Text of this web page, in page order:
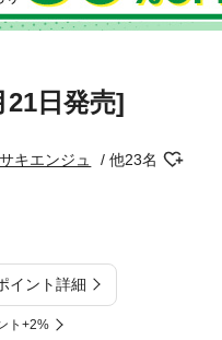
21日発売]
キエンジュ 他23名
イント詳細
ト+2%